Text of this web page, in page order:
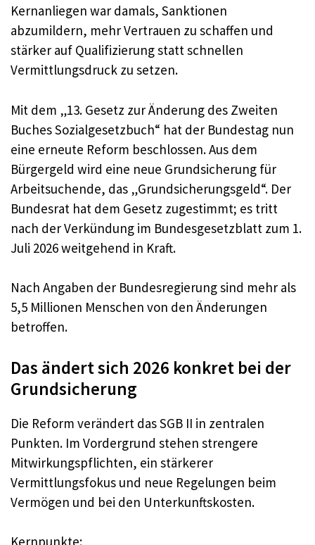
Kernanliegen war damals, Sanktionen
abzumildern, mehr Vertrauen zu schaffen und
stärker auf Qualifizierung statt schnellen
Vermittlungsdruck zu setzen.
Mit dem „13. Gesetz zur Änderung des Zweiten
Buches Sozialgesetzbuch“ hat der Bundestag nun
eine erneute Reform beschlossen. Aus dem
Bürgergeld wird eine neue Grundsicherung für
Arbeitsuchende, das „Grundsicherungsgeld“. Der
Bundesrat hat dem Gesetz zugestimmt; es tritt
nach der Verkündung im Bundesgesetzblatt zum 1.
Juli 2026 weitgehend in Kraft.
Nach Angaben der Bundesregierung sind mehr als
5,5 Millionen Menschen von den Änderungen
betroffen.
Das ändert sich 2026 konkret bei der
Grundsicherung
Die Reform verändert das SGB II in zentralen
Punkten. Im Vordergrund stehen strengere
Mitwirkungspflichten, ein stärkerer
Vermittlungsfokus und neue Regelungen beim
Vermögen und bei den Unterkunftskosten.
Kernpunkte: